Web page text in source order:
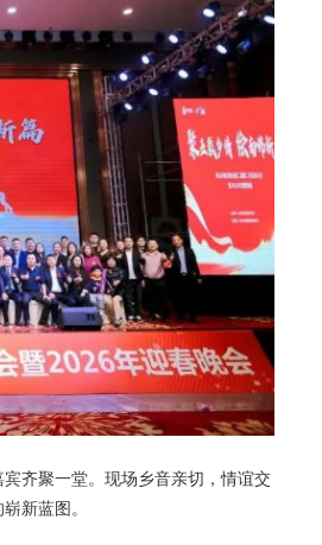
齐聚一堂。现场乡音亲切，情谊交
新蓝图。